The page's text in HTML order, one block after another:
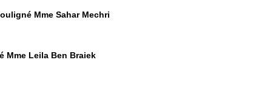
Mme Sahar Mechri
Mme Leila Ben Braiek